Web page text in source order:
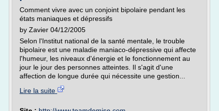
Comment vivre avec un conjoint bipolaire pendant les
états maniaques et dépressifs
by Zavier 04/12/2005
Selon l'Institut national de la santé mentale, le trouble
bipolaire est une maladie maniaco-dépressive qui affecte
l'humeur, les niveaux d'énergie et le fonctionnement au
jour le jour des personnes atteintes. Il s'agit d'une
affection de longue durée qui nécessite une gestion...
Lire la suite